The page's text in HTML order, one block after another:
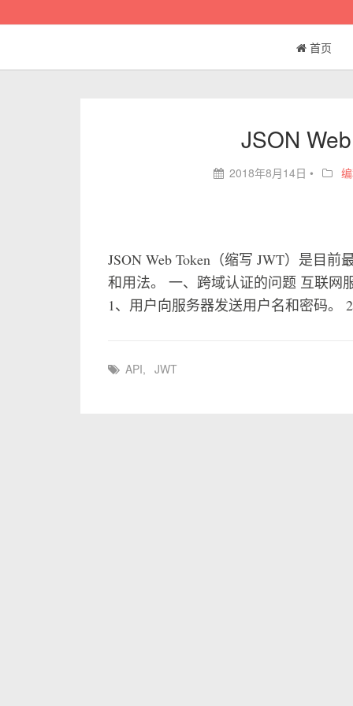
首页
JSON
2018年8月14日 •
JSON Web Token（缩写 JWT）是目
和用法。 一、跨域认证的问题 互联网
1、用户向服务器发送用户名和密码
API, JWT